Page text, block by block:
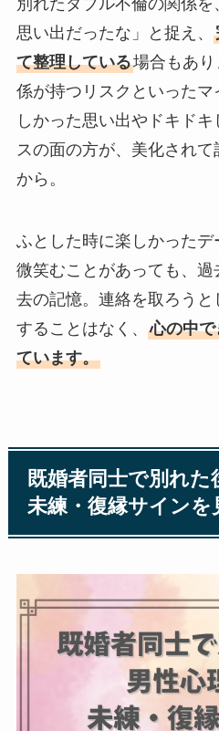
思い出だったな」と捉え、
て整理している場合もあ
係が持つリスクといった
しかった思い出やドキド
スの面の方が、美化され
から。
ふとした時に楽しかったデ
微笑むことがあっても、
去の記憶。連絡を取ろうと
することはなく、 心の中
ています。
既婚者同士で別れた
未練・復縁サインを